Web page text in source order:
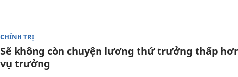
CHÍNH TRỊ
Sẽ không còn chuyện lương thứ trưởng thấp
vụ trưởng